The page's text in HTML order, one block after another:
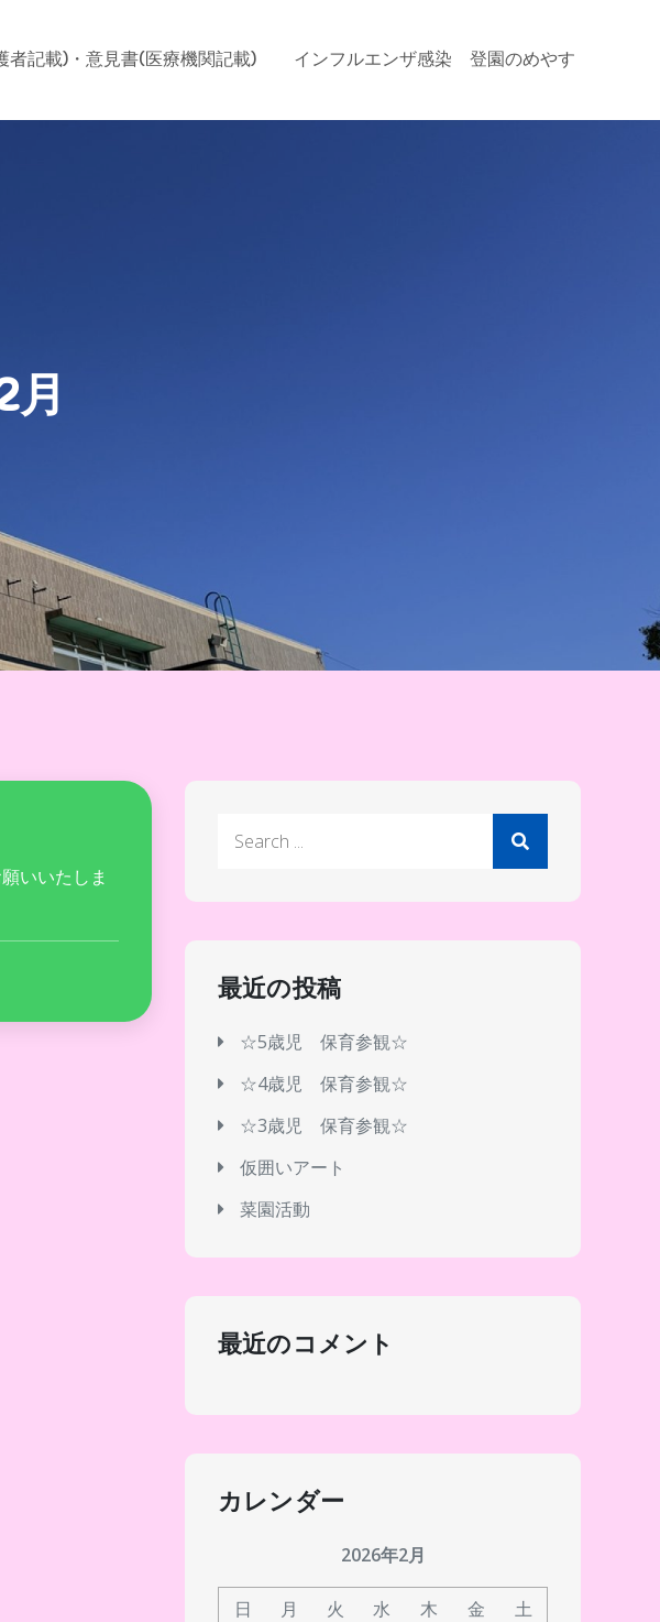
者記載)・意見書(医療機関記載) インフルエンザ感染 登園のめやす
月
いいたしま
最近の投稿
☆5歳児 保育参観☆
☆4歳児 保育参観☆
☆3歳児 保育参観☆
仮囲いアート
菜園活動
最近のコメント
カレンダー
2026年2月
日 月 火 水 木 金
土